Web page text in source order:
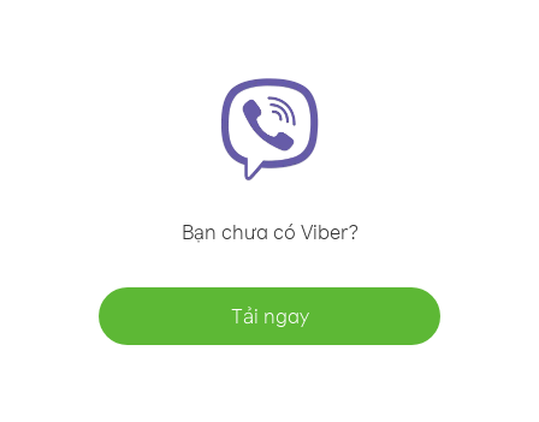
Bạn chưa có Viber?
Tải ngay